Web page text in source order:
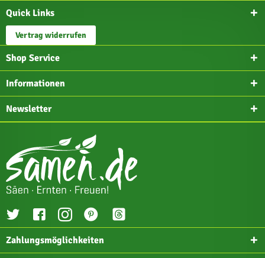
Quick Links
Vertrag widerrufen
Shop Service
Informationen
Newsletter
Zahlungsmöglichkeiten